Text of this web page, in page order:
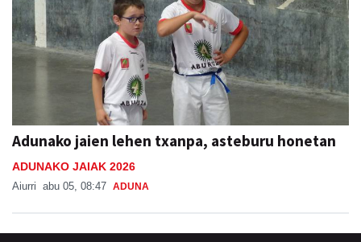
Adunako jaien lehen txanpa, asteburu honetan
ADUNAKO JAIAK 2026
Aiurri abu 05, 08:47 ADUNA